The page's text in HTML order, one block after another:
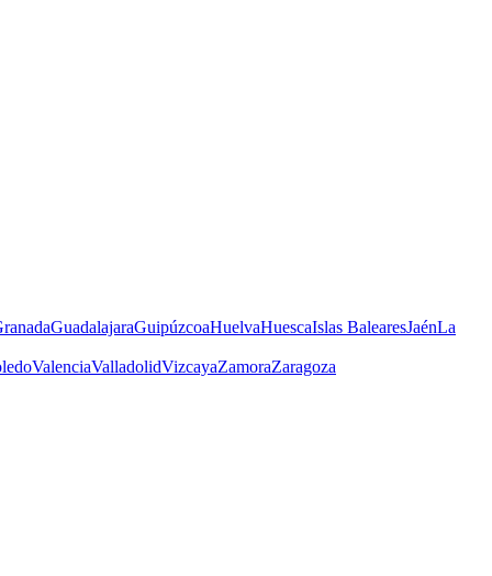
GuadalajaraGuipúzcoaHuelvaHuescaIslas BalearesJaénLa
ValenciaValladolidVizcayaZamoraZaragoza